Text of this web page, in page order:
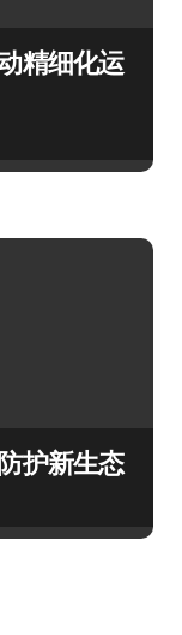
精细化运
护新生态